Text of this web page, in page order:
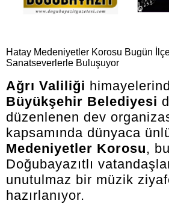
Hatay Medeniyetler Korosu Bugün
Sanatseverlerle Buluşuyor
Ağrı Valiliği
Büyükşehir Belediyesi
düzenlenen dev
kapsamında dünyaca
Medeniyetler Korosu,
Doğubayazıtlı
unutulmaz bir müzik
hazırlanıyor.